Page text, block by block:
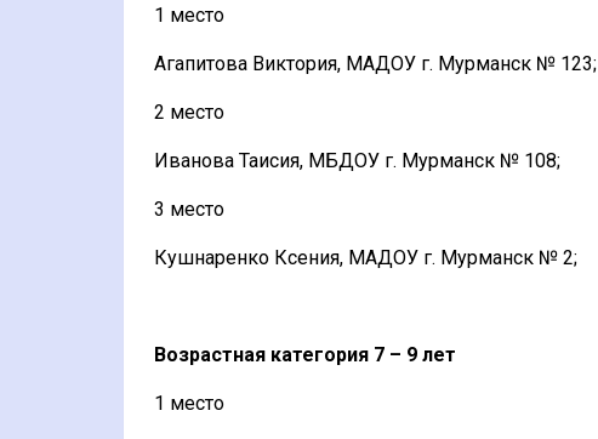
1 место
Агапитова Виктория, МАДОУ г. Мурманск № 123;
2 место
Иванова Таисия, МБДОУ г. Мурманск № 108;
3 место
Кушнаренко Ксения, МАДОУ г. Мурманск № 2;
Возрастная категория 7 – 9 лет
1 место